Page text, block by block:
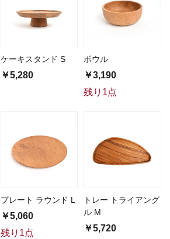
ケーキスタンド S
￥5,280
ボウル
￥3,190
残り1点
プレート ラウンド L
￥5,060
残り1点
トレー トライアング
ル M
￥5,720